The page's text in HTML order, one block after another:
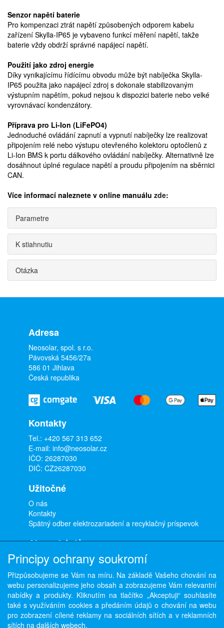
Senzor napětí baterie
Pro kompenzaci ztrát napětí způsobených odporem kabelu
zařízení Skylla-IP65 je vybaveno funkcí měření napětí, takže
baterie vždy obdrží správné napájecí napětí.
Použití jako zdroj energie
Díky vynikajícímu řídícímu obvodu může být nabíječka Skylla-
IP65 použita jako napájecí zdroj s dokonale stabilizovaným
výstupním napětím, pokud nejsou k dispozici baterie nebo velké
vyrovnávací kondenzátory.
Příprava pro Li-Ion (LiFePO4)
Jednoduché ovládání zapnutí a vypnutí nabíječky lze realizovat
připojením relé nebo výstupu otevřeného kolektoru optočlenů z
Li-Ion BMS k portu dálkového ovládání nabíječky. Alternativně lze
dosáhnout úplné regulace napětí a proudu připojením na sběrnici
CAN.
Více informací naleznete v online manuálu zde:
Parametre
K stiahnutiu
Otázka
Adresa
Neosolar, spol. s r.o.
Pávovská 5456/27a
586 01 Jihlava
Česká republika
Kontakty
Tel.: +420 567 313 652
E-mail: info@neosolar.cz
IČO: 26287030
DIČ: CZ26287030
Užitočné
O nás
Kontakty
Spätný odber elektrozariadení a recyklačný príspevok
Ako nakúpiť
Doprava a platba
Obchodné podmienky
Ochrana osobných údajov
Odstúpenie od zmluvy
Principy ochrany soukromí
Přizpůsobujeme se Vám na míru. Na základě Vašeho chování na
webu personalizujeme jeho obsah a zobrazujeme Vám relevantní
nabídky a produkty. Kliknutím na tlačítko „Akceptuji“ souhlasíte
také s využíváním cookies a předáním údajů o chování na webu
pro zobrazení cílené reklamy na sociálních sítích a v reklamních
sítích na dalších webech.